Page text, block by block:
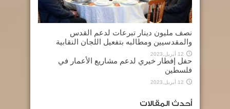
نصف مليون دينار تبرعات لدعم القدس
والمقدسيين ومطالبه بتفعيل اللجان النقابية
12 أبريل,2023
حفل إفطار خيري لدعم مشاريع الأعمار في
فلسطين
12 أبريل,2023
أحدث المقالات